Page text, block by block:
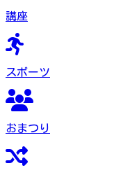
講座
スポーツ
おまつり